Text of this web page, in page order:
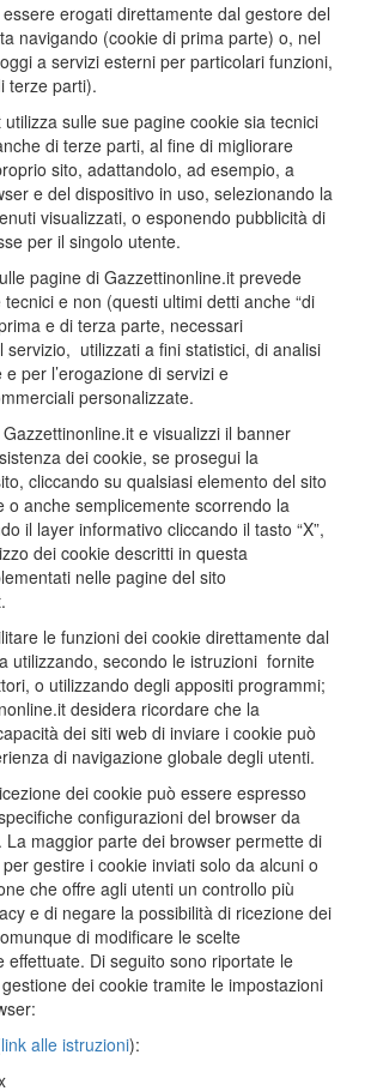
erogati direttamente dal gestore del
navigando (cookie di prima parte) o, nel
a servizi esterni per particolari funzioni,
terze parti).
sulle sue pagine cookie sia tecnici
di terze parti, al fine di migliorare
sito, adattandolo, ad esempio, a
e del dispositivo in uso, selezionando la
visualizzati, o esponendo pubblicità di
per il singolo utente.
pagine di Gazzettinonline.it prevede
tecnici e non (questi ultimi detti anche “di
e di terza parte, necessari
servizio, utilizzati a fini statistici, di analisi
per l’erogazione di servizi e
personalizzate.
e visualizzi il banner
dei cookie, se prosegui la
cliccando su qualsiasi elemento del sito
o anche semplicemente scorrendo la
il layer informativo cliccando il tasto “X”,
dei cookie descritti in questa
nelle pagine del sito
le funzioni dei cookie direttamente dal
utilizzando, secondo le istruzioni fornite
o utilizzando degli appositi programmi;
desidera ricordare che la
dei siti web di inviare i cookie può
di navigazione globale degli utenti.
dei cookie può essere espresso
configurazioni del browser da
La maggior parte dei browser permette di
gestire i cookie inviati solo da alcuni o
che offre agli utenti un controllo più
e di negare la possibilità di ricezione dei
di modificare le scelte
effettuate. Di seguito sono riportate le
dei cookie tramite le impostazioni
link alle istruzioni):